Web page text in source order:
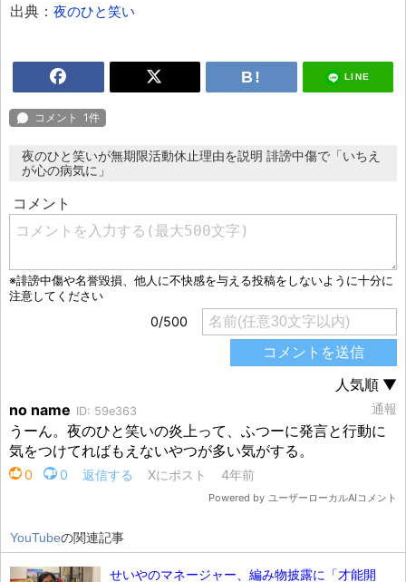
出典： 夜のひと笑い
LINE
夜のひと笑いが無期限活動休止理由を説明 誹謗中傷で「いちえ
が心の病気に」
YouTubeの関連記事
せいやのマネージャー、編み物披露に「才能開